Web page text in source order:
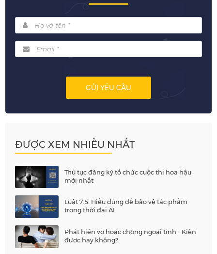
GỬI YÊU CẦU
ĐƯỢC XEM NHIỀU NHẤT
Thủ tục đăng ký tổ chức cuộc thi hoa hậu
mới nhất
Luật 7.5: Hiểu đúng để bảo vệ tác phẩm
trong thời đại AI
Phát hiện vợ hoặc chồng ngoại tình – Kiện
được hay không?